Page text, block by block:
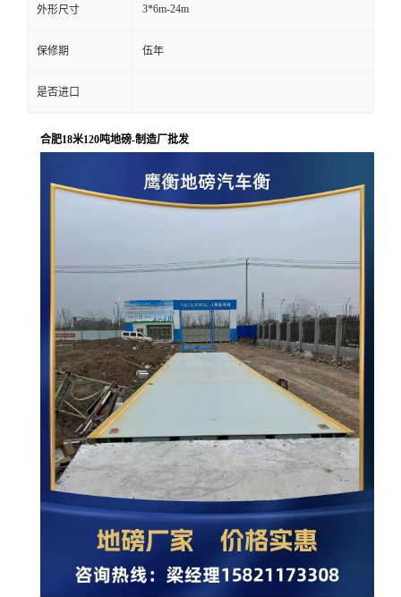
外形尺寸 3*6m-24m
保修期 伍年
是否进口
合肥18米120吨地磅-制造厂批发